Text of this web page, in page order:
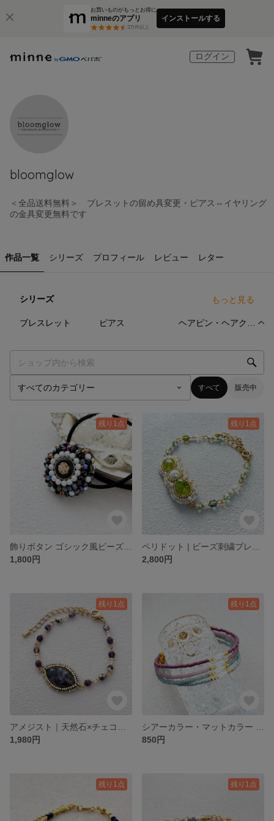
お買いものがもっとお得に
minneのアプリ
3万件以上
インストールする
ログイン
bloomglow
＜全品送料無料＞ ブレスットの留め具変更・ピアス⇔イヤリング
の金具変更無料です
作品一覧 シリーズ プロフィール レビュー レター
シリーズ もっと見る
ブレスレット ピアス ヘ
すべて 販売中
残り1点
1,800円
残り1点
2,800円
残り1点
1,980円
残り1点
850円
残り1点 残り1点